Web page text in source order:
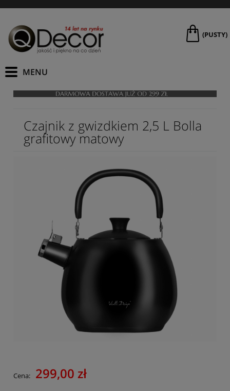
(PUSTY)
Czajnik z gwizdkiem 2,5 L Bolla
grafitowy matowy
Cena: 299,00 zł